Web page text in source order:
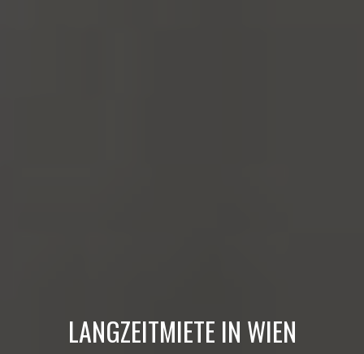
LANGZEITMIETE IN WIEN